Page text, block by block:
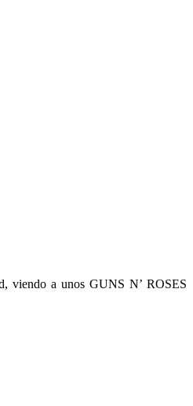
viendo a unos GUNS N’ ROSES